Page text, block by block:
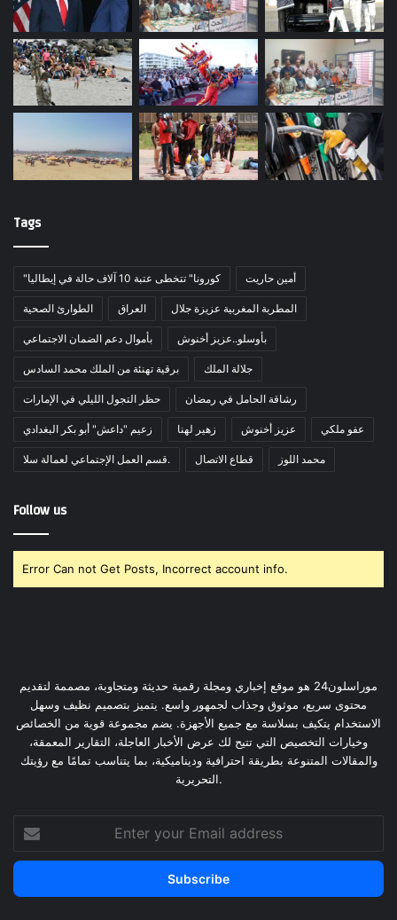
Tags
"كورونا" تتخطى عتبة 10 آلاف حالة في إيطاليا أمين حاريت
الطوارئ الصحية العراق المطربة المغربية عزيزة جلال
بأموال دعم الضمان الاجتماعي بأوسلو..عزيز أخنوش
برقية تهنئة من الملك محمد السادس جلالة الملك
حظر التجول الليلي في الإمارات رشاقة الحامل في رمضان
زعيم "داعش" أبو بكر البغدادي زهير لهنا عزيز أخنوش عفو ملكي
قسم العمل الإجتماعي لعمالة سلا. قطاع الاتصال محمد اللوز
Follow us
Error Can not Get Posts, Incorrect account info.
موراسلون24 هو موقع إخباري ومجلة رقمية حديثة ومتجاوبة، مصممة لتقديم
محتوى سريع، موثوق وجذاب لجمهور واسع. يتميز بتصميم نظيف وسهل
الاستخدام يتكيف بسلاسة مع جميع الأجهزة. يضم مجموعة قوية من الخصائص
وخيارات التخصيص التي تتيح لك عرض الأخبار العاجلة، التقارير المعمقة،
والمقالات المتنوعة بطريقة احترافية وديناميكية، بما يتناسب تمامًا مع رؤيتك
التحريرية.
your
Email